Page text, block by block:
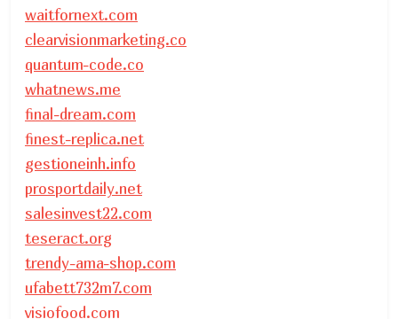
waitfornext.com
clearvisionmarketing.co
quantum-code.co
whatnews.me
final-dream.com
finest-replica.net
gestioneinh.info
prosportdaily.net
salesinvest22.com
teseract.org
trendy-ama-shop.com
ufabett732m7.com
visiofood.com